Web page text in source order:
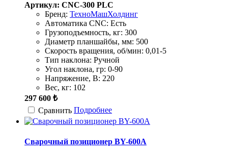
Артикул: CNC-300 PLC
Бренд: ТехноМашХолдинг
Автоматика CNC: Есть
Грузоподъемность, кг: 300
Диаметр планшайбы, мм: 500
Скорость вращения, об/мин: 0,01-5
Тип наклона: Ручной
Угол наклона, гр: 0-90
Напряжение, В: 220
Вес, кг: 102
297 600 ₺
Сравнить Подробнее
Сварочный позиционер BY-600A